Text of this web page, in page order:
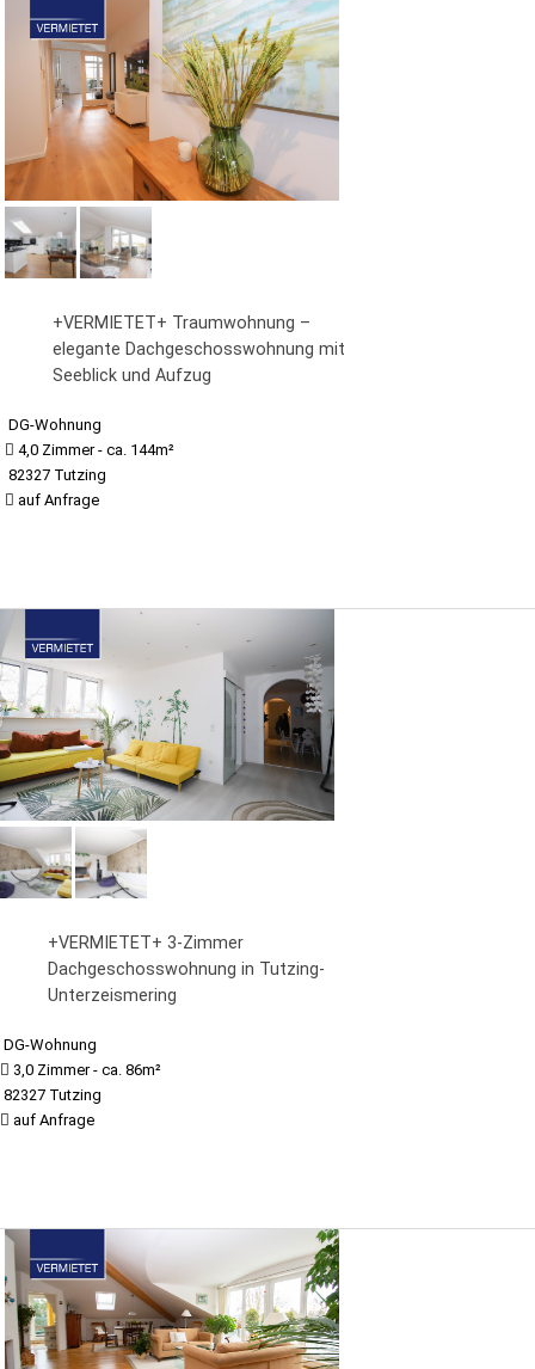
+VERMIETET+ Traumwohnung –
elegante Dachgeschosswohnung mit
Seeblick und Aufzug
DG-Wohnung
4,0 Zimmer - ca. 144m²
82327 Tutzing
auf Anfrage
+VERMIETET+ 3-Zimmer
Dachgeschosswohnung in Tutzing-
Unterzeismering
DG-Wohnung
3,0 Zimmer - ca. 86m²
82327 Tutzing
auf Anfrage